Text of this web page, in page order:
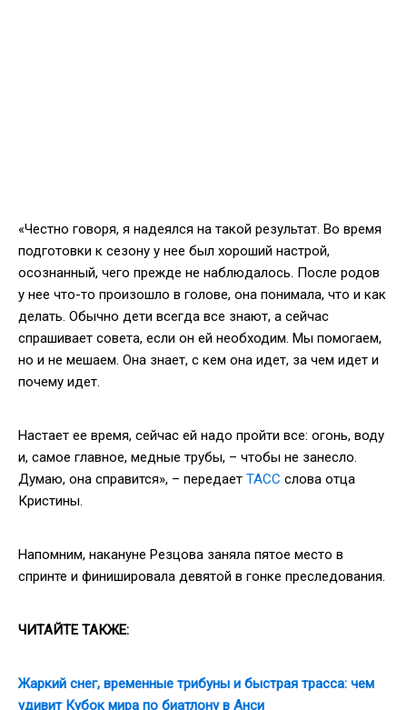
«Честно говоря, я надеялся на такой результат. Во время
подготовки к сезону у нее был хороший настрой,
осознанный, чего прежде не наблюдалось. После родов
у нее что-то произошло в голове, она понимала, что и как
делать. Обычно дети всегда все знают, а сейчас
спрашивает совета, если он ей необходим. Мы помогаем,
но и не мешаем. Она знает, с кем она идет, за чем идет и
почему идет.
Настает ее время, сейчас ей надо пройти все: огонь, воду
и, самое главное, медные трубы, – чтобы не занесло.
Думаю, она справится», – передает ТАСС слова отца
Кристины.
Напомним, накануне Резцова заняла пятое место в
спринте и финишировала девятой в гонке преследования.
ЧИТАЙТЕ ТАКЖЕ:
Жаркий снег, временные трибуны и быстрая трасса: чем
удивит Кубок мира по биатлону в Анси